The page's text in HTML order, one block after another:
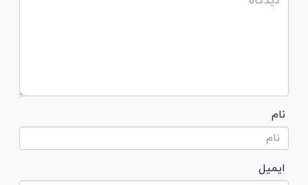
نام
ایمیل